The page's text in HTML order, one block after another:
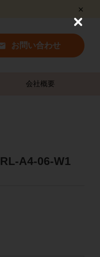
お問い合わせ
会社概要
A4-06-W1
C
l